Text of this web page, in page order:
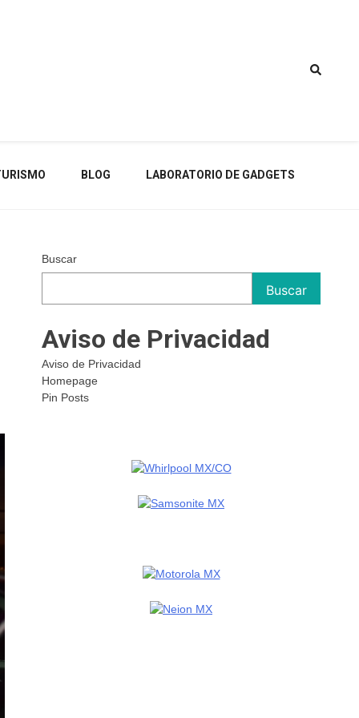
BLOG LABORATORIO DE GADGETS
Buscar
Buscar
Aviso de Privacidad
Aviso de Privacidad
Homepage
Pin Posts